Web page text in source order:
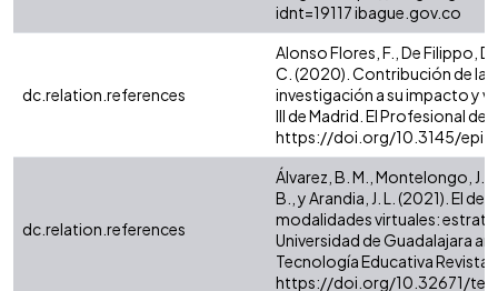
idnt=19117 ibague.gov.co
dc.relation.references
Alonso Flores, F., De Filippo,
C. (2020). Contribución de la
investigación a su impacto y
III de Madrid. El Profesional de
https://doi.org/10.3145/
dc.relation.references
Álvarez, B. M., Montelongo, J.
B., y Arandia, J. L. (2021). El
modalidades virtuales:
Universidad de Guadalajara
Tecnología Educativa Revista
https://doi.org/10.32671/